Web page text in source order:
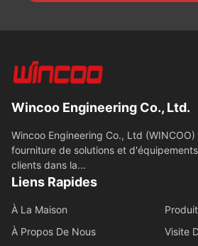
Wincoo Engineering Co., Ltd.
Wincoo Engineering Co., Ltd
fourniture de solutions et
clients dans la...
Liens Rapides
À La Maison
À Propos De Nous
Visite